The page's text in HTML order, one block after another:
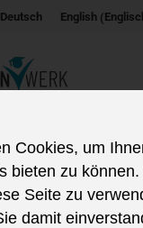
Deutsch English(
Jahr
Cookies, um
bieten zu
Seite zu
damit